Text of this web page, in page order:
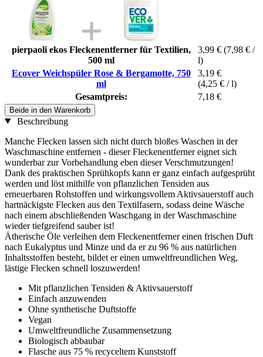
pierpaoli ekos Fleckenentferner für Textilien,
500 ml
3,99 € (7,98 € /
l)
Ecover Weichspüler Rose & Bergamotte, 750
ml
3,19 €
(4,25 € / l)
Gesamtpreis:
7,18 €
Beide in den Warenkorb
Beschreibung
Manche Flecken lassen sich nicht durch bloßes Waschen in der
Waschmaschine entfernen - dieser Fleckenentferner eignet sich
wunderbar zur Vorbehandlung eben dieser Verschmutzungen!
Dank des praktischen Sprühkopfs kann er ganz einfach aufgesprüht
werden und löst mithilfe von pflanzlichen Tensiden aus
erneuerbaren Rohstoffen und wirkungsvollem Aktivsauerstoff auch
hartnäckigste Flecken aus den Textilfasern, sodass deine Wäsche
nach einem abschließenden Waschgang in der Waschmaschine
wieder tiefgreifend sauber ist!
Ätherische Öle verleihen dem Fleckenentferner einen frischen Duft
nach Eukalyptus und Minze und da er zu 96 % aus natürlichen
Inhaltsstoffen besteht, bildet er einen umweltfreundlichen Weg,
lästige Flecken schnell loszuwerden!
Mit pflanzlichen Tensiden & Aktivsauerstoff
Einfach anzuwenden
Ohne synthetische Duftstoffe
Vegan
Umweltfreundliche Zusammensetzung
Biologisch abbaubar
Flasche aus 75 % recyceltem Kunststoff